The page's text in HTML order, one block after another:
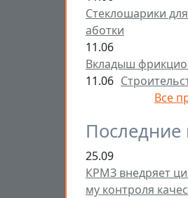
Стеклошарики
аботки
11.06
Вкладыш
11.06
Все
Последние
25.09
КРМЗ внедряет
му контроля